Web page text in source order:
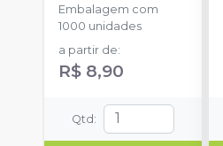
Embalagem com
1000 unidades
a partir de:
R$ 8,90
Qtd :